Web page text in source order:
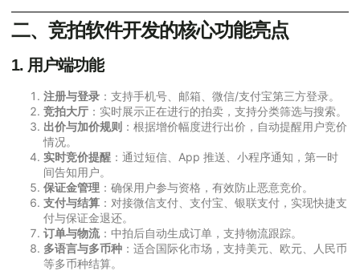
二、竞拍软件开发的核心功能亮点
1. 用户端功能
注册与登录 ：支持手机号、邮箱、微信/支付宝第三方登录。
竞拍大厅 ：实时展示正在进行的拍卖，支持分类筛选与搜索。
出价与加价规则 ：根据增价幅度进行出价，自动提醒用户竞价
情况。
实时竞价提醒 ：通过短信、App 推送、小程序通知，第一时
间告知用户。
保证金管理 ：确保用户参与资格，有效防止恶意竞价。
支付与结算 ：对接微信支付、支付宝、银联支付，实现快捷支
付与保证金退还。
订单与物流：中拍后自动生成订单，支持物流跟踪。
多语言与多币种 ：适合国际化市场，支持美元、欧元、人民币
等多币种结算。